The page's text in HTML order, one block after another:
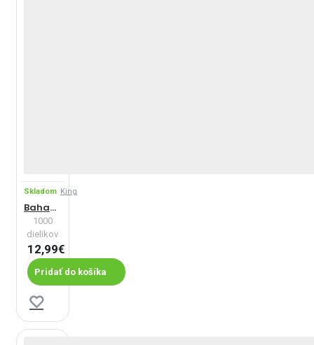
Skladom King
Bahamy, New Providence
1000
dielikov
12,99€
Pridať do košíka